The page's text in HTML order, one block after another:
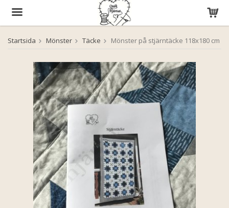
Produkten har blivit tillagd i varukorgen
Startsida Mönster Täcke Mönster på stjärntäcke 118x180 cm